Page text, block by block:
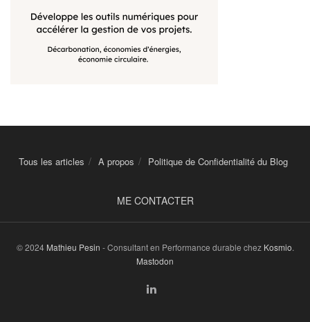
Tous les articles A propos Politique de Confidentialité du Blog
ME CONTACTER
© 2024 Mathieu Pesin - Consultant en Performance durable chez Kosmio.
Mastodon